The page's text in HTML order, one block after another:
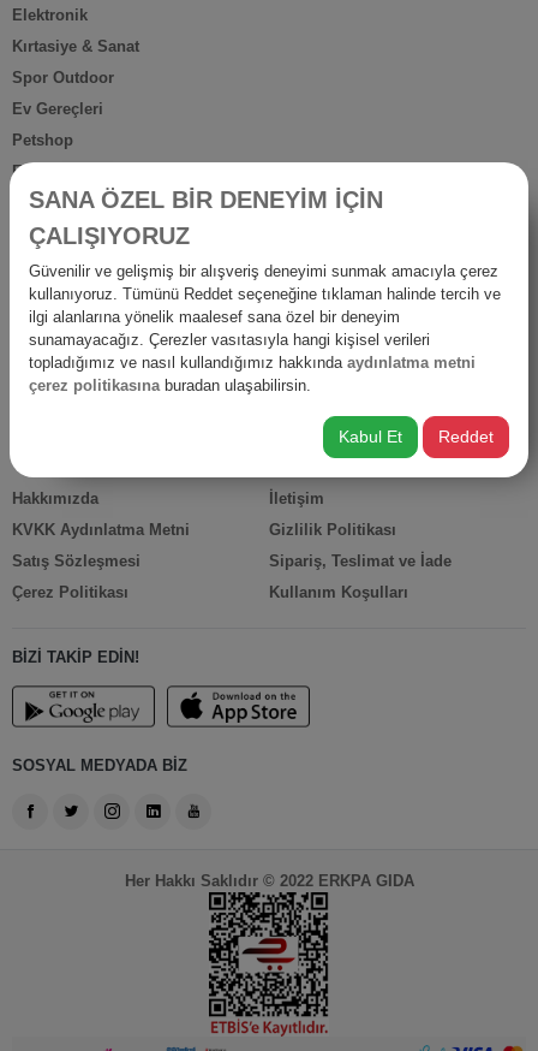
Elektronik
Kırtasiye & Sanat
Spor Outdoor
Ev Gereçleri
Petshop
Ev Dışı Tüketim
Kişisel Bakım
Anne Bebek
İş Yerine Özel
Oto-Yapı-Bahçe
Hediyelik Ürünler
Diğer Ürünler
İsraf
Hakkımızda
KVKK Aydınlatma Metni
Satış Sözleşmesi
Çerez Politikası
İletişim
Gizlilik Politikası
Sipariş, Teslimat ve İade
Kullanım Koşulları
BİZİ TAKİP EDİN!
SOSYAL MEDYADA BİZ
Her Hakkı Saklıdır © 2022 ERKPA GIDA
SANA ÖZEL BİR DENEYİM İÇİN
ÇALIŞIYORUZ
Güvenilir ve gelişmiş bir alışveriş deneyimi sunmak amacıyla çerez
kullanıyoruz. Tümünü Reddet seçeneğine tıklaman halinde tercih ve
ilgi alanlarına yönelik maalesef sana özel bir deneyim
sunamayacağız. Çerezler vasıtasıyla hangi kişisel verileri
topladığımız ve nasıl kullandığımız hakkında aydınlatma metni
çerez politikasınaburadan ulaşabilirsin.
Kabul Et Reddet